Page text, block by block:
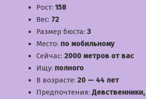
Рост: 158
Вес: 72
Размер бюста: 3
Место: по мобильному
Сейчас: 2000 метров от вас
Ищу: полного
В возрасте: 20 — 44 лет
Предпочтения: